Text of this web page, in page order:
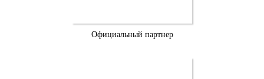
Официальный партнер